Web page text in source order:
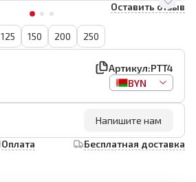
Оставить отзыв
125 150 200 250
Артикул:PTT4
BYN
Напишите нам
Оплата Бесплатная доставка